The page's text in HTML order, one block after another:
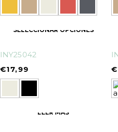
SELECCIONAR OPCIONES
INY25042
€17,99
€
LEER MÁS